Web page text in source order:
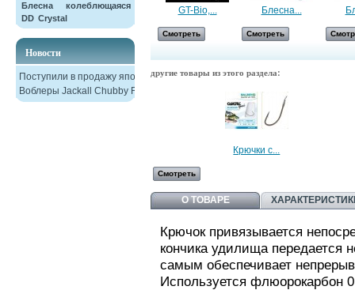
Блесна колеблющаяся
DD Crystal
Новости
Поступили в продажу японские
Воблеры Jackall Chubby F38
Форма для... GT-Bio,...
Смотреть
Блесна...
Смотреть
другие товары из этого раздела:
Крючки с...
Смотреть
О ТОВАРЕ
Крючок привязывается
кончика удилища передается
самым обеспечивает
Используется